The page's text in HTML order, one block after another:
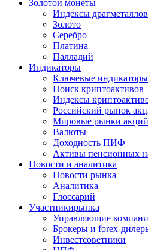
Золотои монеты
Индексы драгметаллов
Золото
Серебро
Платина
Палладий
Индикаторы
Ключевые индикаторы
Поиск криптоактивов
Индексы
Российский рынок
Мировые рынки акций
Валюты
Доходность ПИФ
Активы пенсионных
Новости и аналитика
Новости рынка
Аналитика
Глоссарий
Участникирынка
Управляющие
Брокеры и forex-
Инвестсоветники